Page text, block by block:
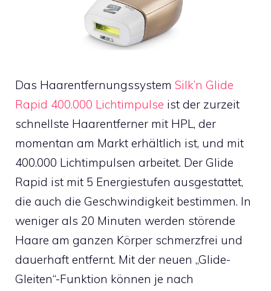
Das Haarentfernungssystem Silk’n Glide
Rapid 400.000 Lichtimpulse ist der zurzeit
schnellste Haarentferner mit HPL, der
momentan am Markt erhältlich ist, und mit
400.000 Lichtimpulsen arbeitet. Der Glide
Rapid ist mit 5 Energiestufen ausgestattet,
die auch die Geschwindigkeit bestimmen. In
weniger als 20 Minuten werden störende
Haare am ganzen Körper schmerzfrei und
dauerhaft entfernt. Mit der neuen „Glide-
Gleiten“-Funktion können je nach